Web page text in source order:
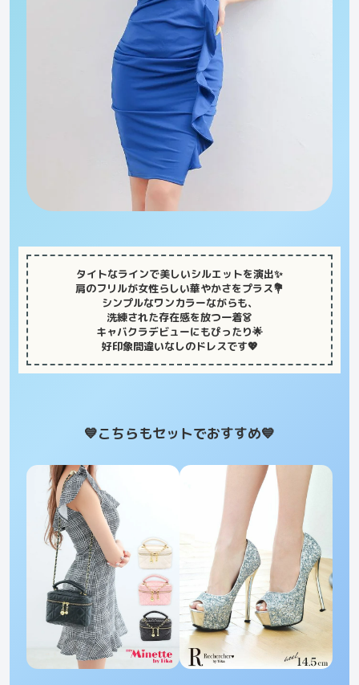
タイトなラインで美しいシルエットを演出✨
肩のフリルが女性らしい華やかさをプラス💐
シンプルなワンカラーながらも、
洗練された存在感を放つ一着👗
キャバクラデビューにもぴったり🌟
好印象間違いなしのドレスです💖
💙こちらもセットでおすすめ💙